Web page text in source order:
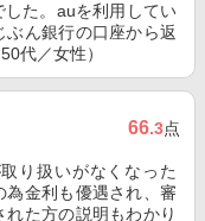
た。auを利用してい
ん銀行の口座から返
代／女性）
66.3点
り扱いがなくなった
金利も優遇され、審
た方の説明もわかり